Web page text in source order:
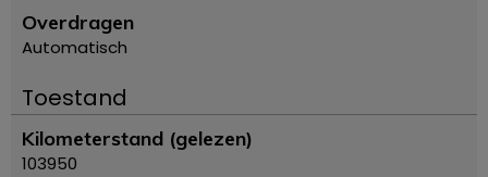
Overdragen
Automatisch
Toestand
Kilometerstand (gelezen)
103950